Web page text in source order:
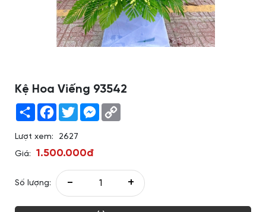
Kệ Hoa Viếng 93542
Share Facebook
TwitterMessenger
Lượt xem:
2627
Giá:
1.500.000đ
Số lượng: - +